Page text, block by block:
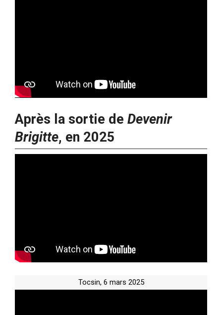
Après la sortie de Devenir
Brigitte, en 2025
Tocsin, 6 mars 2025